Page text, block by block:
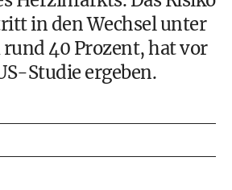
in den Wechsel unter
rund 40 Prozent, hat vor
Studie ergeben.